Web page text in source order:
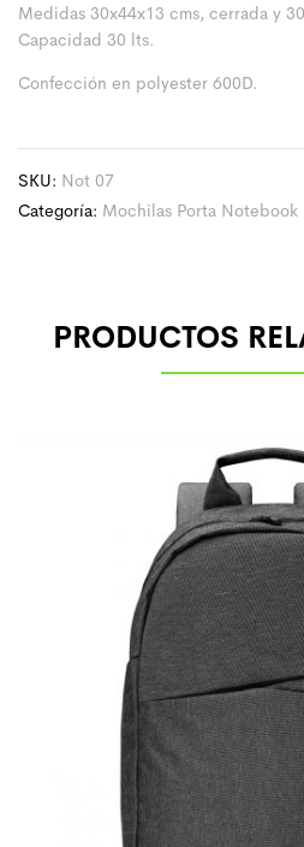
Medidas 30x44x13 cms, cerrada y
Capacidad 30 lts.
Confección en polyester 600D.
SKU: Not 07
Categoría: Mochilas Porta Notebook
PRODUCTOS